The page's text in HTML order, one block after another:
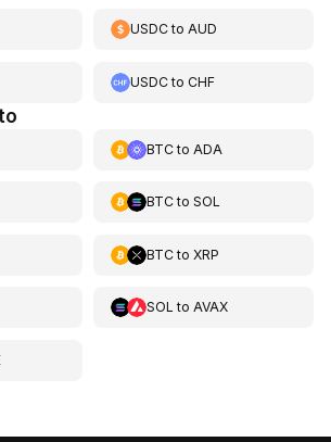
USDCtoAUD
USDCtoCHF
BTCto ADA
BTCto SOL
BTCto XRP
SOL to AVAX